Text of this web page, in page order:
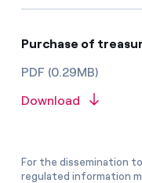
Purchase of
PDF (0.29MB)
Download
For the dissemination
regulated information